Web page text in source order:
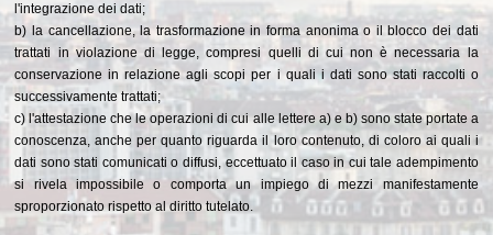
l'integrazione dei dati;
b) la cancellazione, la trasformazione in forma anonima o il blocco dei dati
trattati in violazione di legge, compresi quelli di cui non è necessaria la
conservazione in relazione agli scopi per i quali i dati sono stati raccolti o
successivamente trattati;
c) l'attestazione che le operazioni di cui alle lettere a) e b) sono state portate a
conoscenza, anche per quanto riguarda il loro contenuto, di coloro ai quali i
dati sono stati comunicati o diffusi, eccettuato il caso in cui tale adempimento
si rivela impossibile o comporta un impiego di mezzi manifestamente
sproporzionato rispetto al diritto tutelato.